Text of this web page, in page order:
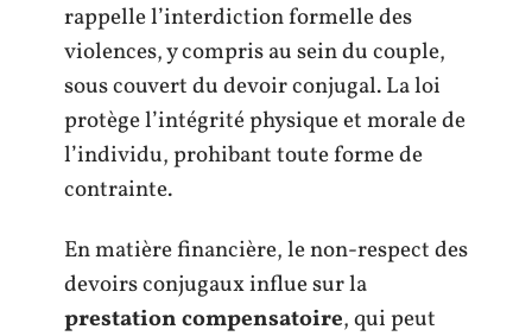
rappelle l’interdiction formelle des
violences, y compris au sein du couple,
sous couvert du devoir conjugal. La loi
protège l’intégrité physique et morale de
l’individu, prohibant toute forme de
contrainte.
En matière financière, le non-respect des
devoirs conjugaux influe sur la
prestation compensatoire, qui peut